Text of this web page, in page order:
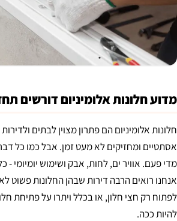
מדוע חלונות אלומיניום דורשים
חלונות אלומיניום הם פתרון מצוין לבתים
אסתטיים ומחזיקים לא מעט זמן. אבל כמו כל
מדי פעם. אוויר ים, לחות, אבק ושימוש יומיומי
אנחנו רואים הרבה דירות שבהן החלונות פשוט
לפתוח רק חצי חלון, או בכלל ויתרו על פתיחת
להיות ככה.